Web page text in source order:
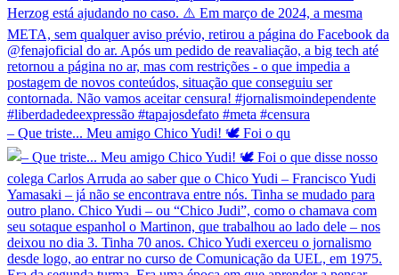
– Que triste... Meu amigo Chico Yudi! 🕊️ Foi o qu